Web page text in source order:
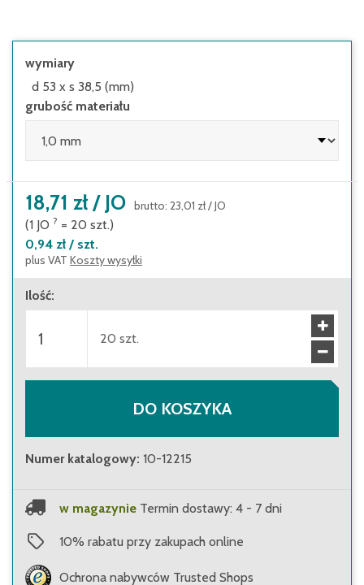
wymiary
d 53 x s 38,5 (mm)
grubość materiału
18,71 zł / JO brutto: 23,01 zł/JO
(1 JO ? = 20 szt.)
0,94 zł / szt.
plus VAT Koszty wysyłki
Ilość:
20 szt.
DO KOSZYKA
Numer katalogowy: 10-12215
w magazynie Termin dostawy: 4 - 7 dni
10% rabatu przy zakupach online
Ochrona nabywców Trusted Shops